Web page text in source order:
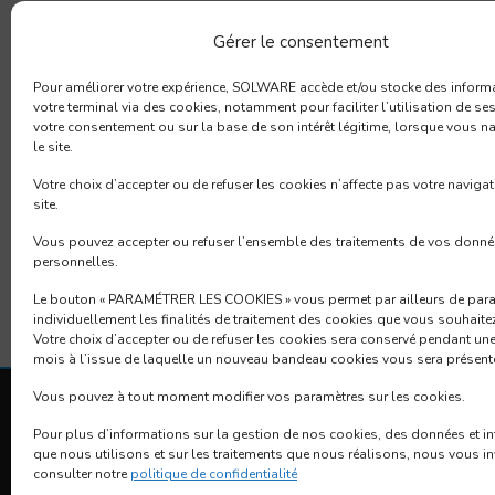
Gérer le consentement
Pour améliorer votre expérience, SOLWARE accède et/ou stocke des
votre terminal via des cookies, notamment pour faciliter l’utilisation de
votre consentement ou sur la base de son intérêt légitime, lorsque vous
le site.
Votre choix d’accepter ou de refuser les cookies n’affecte pas votre
site.
Vous pouvez accepter ou refuser l’ensemble des traitements de vos
personnelles.
Le bouton « PARAMÉTRER LES COOKIES » vous permet par ailleurs de
individuellement les finalités de traitement des cookies que vous
Votre choix d’accepter ou de refuser les cookies sera conservé pendant
mois à l’issue de laquelle un nouveau bandeau cookies vous sera
Vous pouvez à tout moment modifier vos paramètres sur les cookies.
Pour plus d’informations sur la gestion de nos cookies, des données et
que nous utilisons et sur les traitements que nous réalisons, nous vous
consulter notre politique de confidentialité
Nous avons modernisé notre identité ! Nouveau
Navigation
de
l’article
Previous:
post:
Siège Social
53 rue de l’étang Bât B 69760